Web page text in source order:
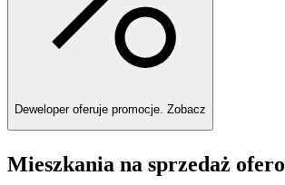
Deweloper oferuje promocje. Zobacz
Mieszkania na sprzedaż